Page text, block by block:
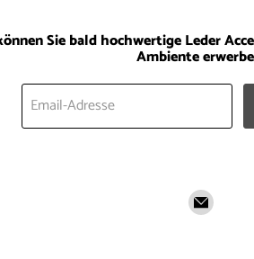
Sie bald hochwertige Leder
Ambiente
Email-Adresse
Email
läufer-